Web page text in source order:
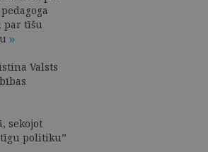
par tīšu
Valsts
sekojot
politiku”